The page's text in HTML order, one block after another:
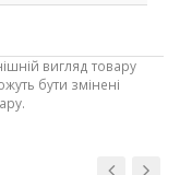
вигляд товару
бути змінені